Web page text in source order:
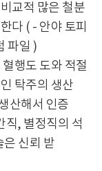
교적 많은 철분
다 ( - 안야 토피
파일 )
행도 도와 적절
탁주의 생산
산해서 인증
직, 별정직의 석
은 신뢰 받